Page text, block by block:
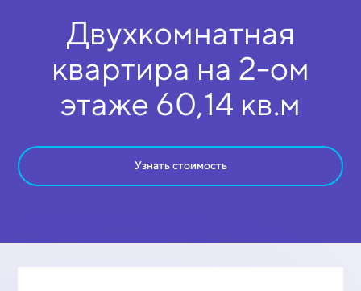
Двухкомнатная
квартира на 2-ом
этаже 60,14 кв.м
Узнать стоимость